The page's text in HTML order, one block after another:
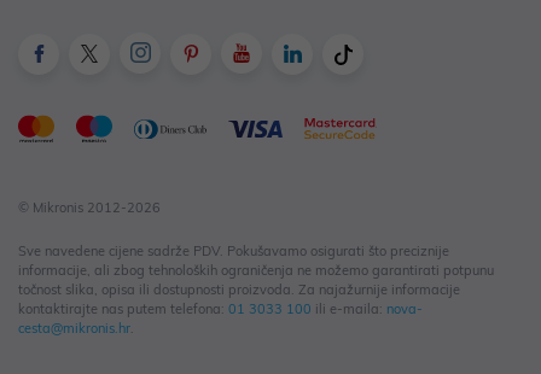
© Mikronis 2012-2026
Sve navedene cijene sadrže PDV. Pokušavamo osigurati što preciznije
informacije, ali zbog tehnoloških ograničenja ne možemo garantirati potpunu
točnost slika, opisa ili dostupnosti proizvoda. Za najažurnije informacije
kontaktirajte nas putem telefona: 01 3033 100 ili e-maila: nova-
cesta@mikronis.hr.